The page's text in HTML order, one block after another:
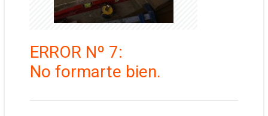
ERROR Nº 7:
​No formarte bien.